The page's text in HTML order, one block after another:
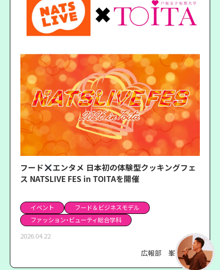
フード
エンタメ ⽇本初の体験型クッキングフェ
ス NATSLIVE FES in TOITAを開催
イベント
フード＆ビジネスモデル
ファッション・ビューティ総合学科
2026.04.22
広報部 峯